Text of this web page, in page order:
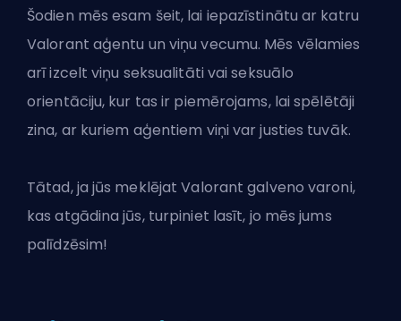
Šodien mēs esam šeit, lai iepazīstinātu ar katru
Valorant aģentu un viņu vecumu. Mēs vēlamies
arī izcelt viņu seksualitāti vai seksuālo
orientāciju, kur tas ir piemērojams, lai spēlētāji
zina, ar kuriem aģentiem viņi var justies tuvāk.
Tātad, ja jūs meklējatValorantgalveno varoni,
kas atgādina jūs, turpiniet lasīt, jo mēs jums
palīdzēsim!